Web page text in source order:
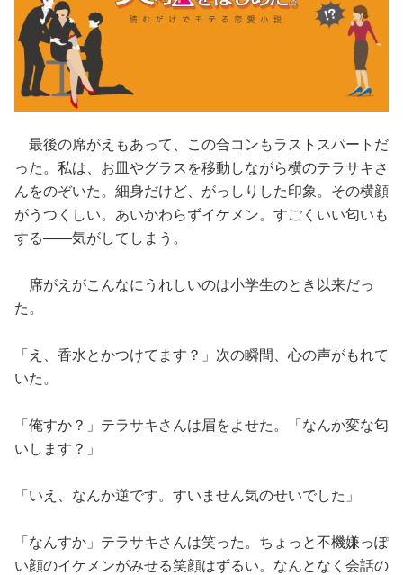
最後の席がえもあって、この合コンもラストスパートだ
った。私は、お皿やグラスを移動しながら横のテラサキさ
んをのぞいた。細身だけど、がっしりした印象。その横顔
がうつくしい。あいかわらずイケメン。すごくいい匂いも
する——気がしてしまう。
席がえがこんなにうれしいのは小学生のとき以来だっ
た。
「え、香水とかつけてます？」次の瞬間、心の声がもれて
いた。
「俺すか？」テラサキさんは眉をよせた。「なんか変な匂
いします？」
「いえ、なんか逆です。すいません気のせいでした」
「なんすか」テラサキさんは笑った。ちょっと不機嫌っぽ
い顔のイケメンがみせる笑顔はずるい。なんとなく会話の